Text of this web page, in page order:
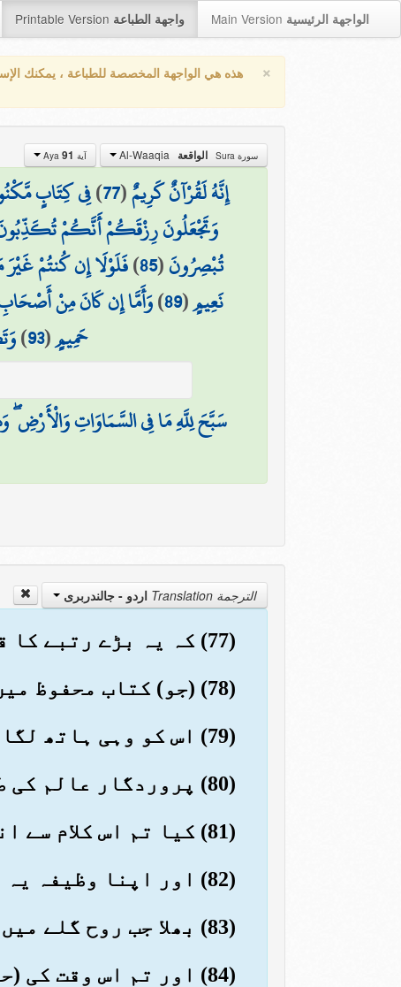
Printable Version واجهة الطباعة Main Version الواجهة الرئيسية
× هذه هي الواجهة المخصصة للطباعة ، يمكنك
سورة Sura الواقعة آية Aya 91
إِنَّهُ لَقُرْآنٌ كَرِيمٌ(
77
)فِي كِتَابٍ
وَتَجْعَلُونَ رِزْقَكُمْ أَنَّكُمْ
تُبْصِرُونَ(
85
)فَلَوْلَا إِن كُنتُمْ غَيْرَ
نَعِيمٍ(
89
)وَأَمَّا إِن كَانَ مِنْ
حَمِيمٍ(
93
)
سَبَّحَ لِلَّهِ مَا فِي السَّمَاوَاتِ وَالْأَرْضِ
الترجمة Translation اردو - جالندربرى
(77) کہ یہ بڑے رتبے کا قرآن ہے
(78) (جو) کتاب محفوظ میں (لکھا ہوا ہے)
(79) اس کو وہی ہاتھ لگاتے ہیں جو پاک ہیں
(80) پروردگار عالم کی طرف سے اُتارا گیا ہے
(81) کیا تم اس کلام سے انکار کرتے ہو؟
(82) اور اپنا وظیفہ یہ بناتے ہو کہ (اسے) جھٹلاتے ہو
(83) بھلا جب روح گلے میں آ پہنچتی ہے
(84) اور تم اس وقت کی (حالت کو) دیکھا کرتے ہو